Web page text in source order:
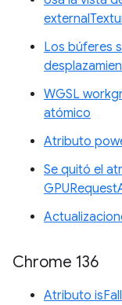
Los búferes
WGSL
atómico
Atributo
Se quitó el
Chrome 136
Atributo